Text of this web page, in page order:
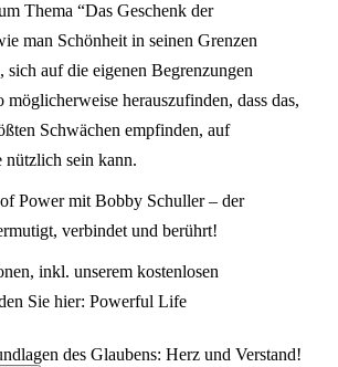
Thema “Das Geschenk der
man Schönheit in seinen Grenzen
sich auf die eigenen Begrenzungen
möglicherweise herauszufinden, dass das,
Schwächen empfinden, auf
nützlich sein kann.
Power mit Bobby Schuller – der
verbindet und berührt!
inkl. unserem kostenlosen
Sie hier: Powerful Life
des Glaubens: Herz und Verstand!